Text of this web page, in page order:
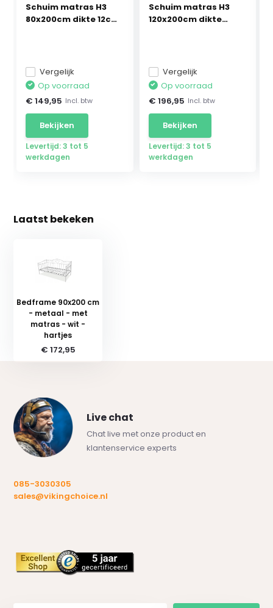
Schuim matras H3
80x200cm dikte 12cm
Vergelijk
Op voorraad
€ 149,95 Incl. btw
Bekijken
Levertijd: 3 tot 5
werkdagen
Schuim matras H3
120x200cm dikte
Vergelijk
Op voorraad
€ 196,95 Incl. btw
Bekijken
Levertijd: 3 tot 5
werkdagen
Laatst bekeken
Bedframe 90x200 cm
- metaal - met
matras - wit -
hartjes
€ 172,95
Live chat
Chat live met onze product en
klantenservice experts
085-3030305
sales@vikingchoice.nl